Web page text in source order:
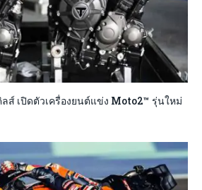
ลส์ เปิดตัวเครื่องยนต์แข่ง Moto2™ รุ่นใหม่